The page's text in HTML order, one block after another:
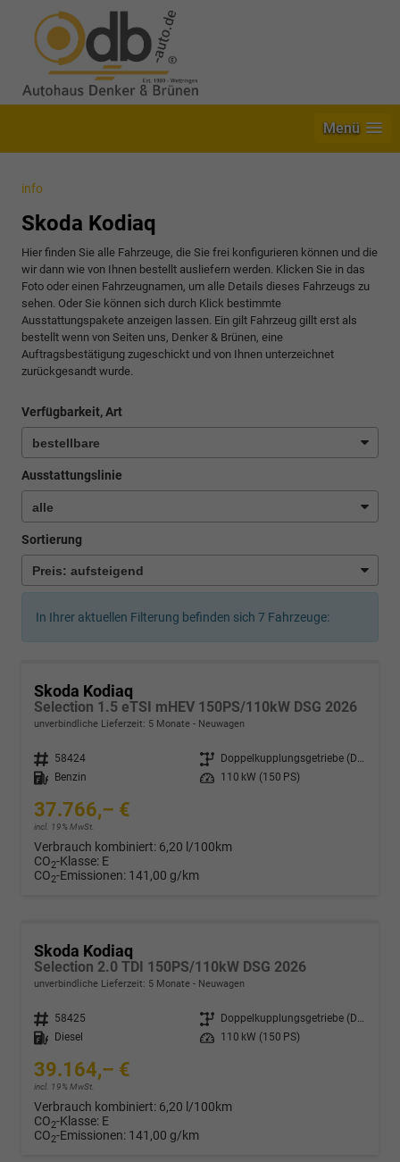
Menü
info
Skoda Kodiaq
Hier finden Sie alle Fahrzeuge, die Sie frei konfigurieren können und die
wir dann wie von Ihnen bestellt ausliefern werden. Klicken Sie in das
Foto oder einen Fahrzeugnamen, um alle Details dieses Fahrzeugs zu
sehen. Oder Sie können sich durch Klick bestimmte
Ausstattungspakete anzeigen lassen. Ein gilt Fahrzeug gillt erst als
bestellt wenn von Seiten uns, Denker & Brünen, eine
Auftragsbestätigung zugeschickt und von Ihnen unterzeichnet
zurückgesandt wurde.
Verfügbarkeit, Art
Ausstattungslinie
Sortierung
In Ihrer aktuellen Filterung befinden sich 7 Fahrzeuge:
Skoda Kodiaq
Selection 1.5 eTSI mHEV 150PS/110kW DSG 2026
unverbindliche Lieferzeit: 5 Monate Neuwagen
Fahrzeugnr. 58424 Getriebe
Doppelkupplungsgetriebe (DSG)
Kraftstoff
Benzin Leistung 110 kW (150 PS)
37.766,– €
incl. 19% MwSt.
Verbrauch kombiniert: 6,20 l/100km
CO2-Klasse: E
CO2-Emissionen: 141,00 g/km
Skoda Kodiaq
Selection 2.0 TDI 150PS/110kW DSG 2026
unverbindliche Lieferzeit: 5 Monate Neuwagen
Fahrzeugnr. 58425 Getriebe
Doppelkupplungsgetriebe (DSG)
Kraftstoff
Diesel Leistung 110 kW (150 PS)
39.164,– €
incl. 19% MwSt.
Verbrauch kombiniert: 6,20 l/100km
CO2-Klasse: E
CO2-Emissionen: 141,00 g/km